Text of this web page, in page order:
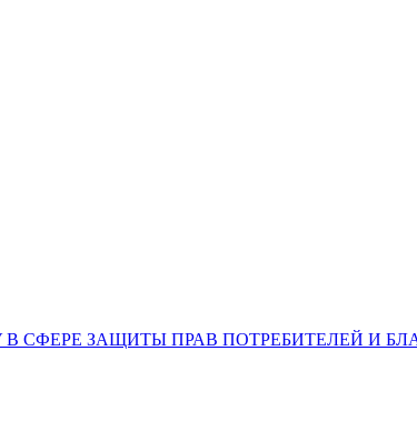
СФЕРЕ ЗАЩИТЫ ПРАВ ПОТРЕБИТЕЛЕЙ И